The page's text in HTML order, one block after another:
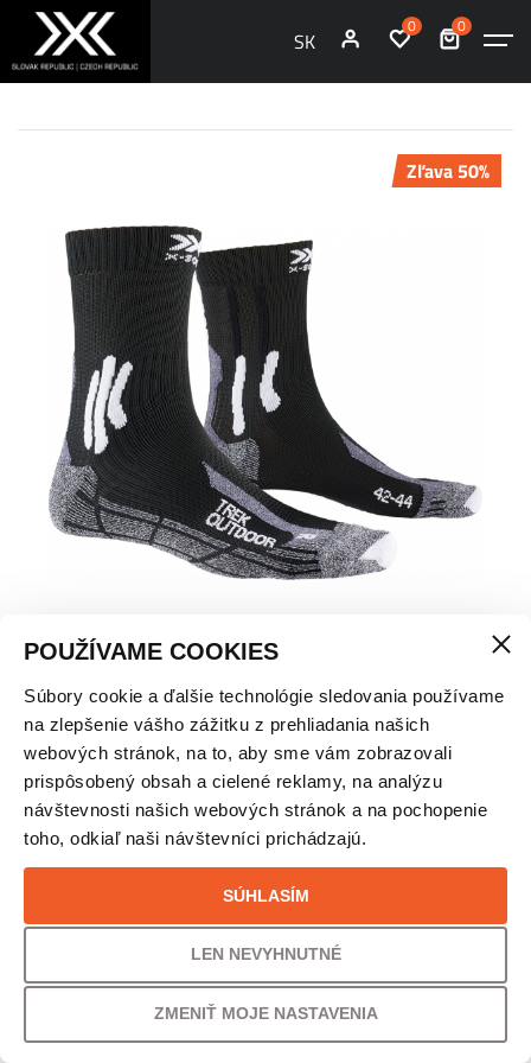
POUŽÍVAME COOKIES
Súbory cookie a ďalšie technológie sledovania používame
na zlepšenie vášho zážitku z prehliadania našich
webových stránok, na to, aby sme vám zobrazovali
prispôsobený obsah a cielené reklamy, na analýzu
návštevnosti našich webových stránok a na pochopenie
toho, odkiaľ naši návštevníci prichádzajú.
SÚHLASÍM
LEN NEVYHNUTNÉ
ZMENIŤ MOJE NASTAVENIA
SK
0 0
Zľava 50%
X-SOCKS TREK OUTDOOR 4.0 – TURISTICKÉ
PONOŽKY
VEĽKOSŤ
39/41
PÔVODNÁ CENA UŠETRÍTE
50% /12,40